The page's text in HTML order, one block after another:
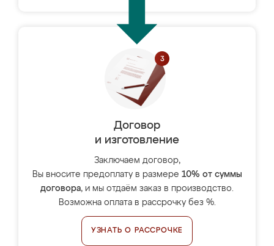
Договор
и изготовление
Заключаем договор,
Вы вносите предоплату в размере 10% от суммы
договора, и мы отдаём заказ в производство.
Возможна оплата в рассрочку без %.
УЗНАТЬ О РАССРОЧКЕ